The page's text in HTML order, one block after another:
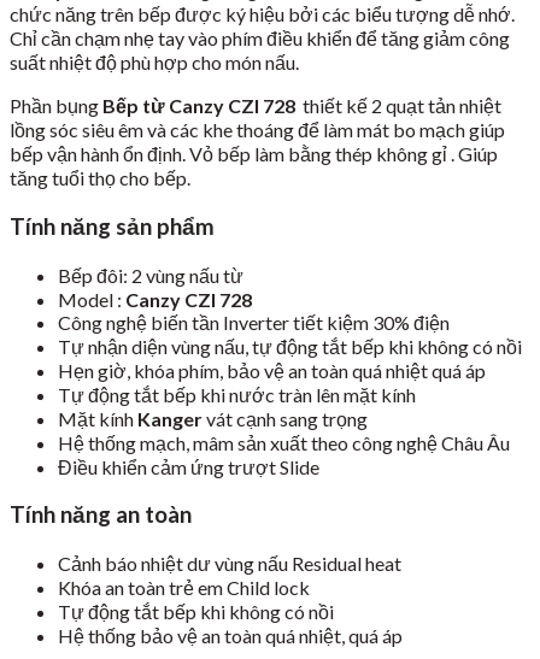
chức năng trên bếp được ký hiệu bởi các biểu tượng dễ nhớ.
Chỉ cần chạm nhẹ tay vào phím điều khiển để tăng giảm công
suất nhiệt độ phù hợp cho món nấu.
Phần bụng Bếp từ Canzy CZI 728 thiết kế 2 quạt tản nhiệt
lồng sóc siêu êm và các khe thoáng để làm mát bo mạch giúp
bếp vận hành ổn định. Vỏ bếp làm bằng thép không gỉ . Giúp
tăng tuổi thọ cho bếp.
Tính năng sản phẩm
Bếp đôi: 2 vùng nấu từ
Model : Canzy CZI 728
Công nghệ biến tần Inverter tiết kiệm 30% điện
Tự nhận diện vùng nấu, tự động tắt bếp khi không có nồi
Hẹn giờ, khóa phím, bảo vệ an toàn quá nhiệt quá áp
Tự động tắt bếp khi nước tràn lên mặt kính
Mặt kính Kangervát cạnh sang trọng
Hệ thống mạch, mâm sản xuất theo công nghệ Châu Âu
Điều khiển cảm ứng trượt Slide
Tính năng an toàn
Cảnh báo nhiệt dư vùng nấu Residual heat
Khóa an toàn trẻ em Child lock
Tự động tắt bếp khi không có nồi
Hệ thống bảo vệ an toàn quá nhiệt, quá áp